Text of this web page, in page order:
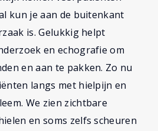
kun je aan de buitenkant
is. Gelukkig helpt
en echografie om
en aan te pakken. Zo nu
langs met hielpijn en
We zien zichtbare
en soms zelfs scheuren